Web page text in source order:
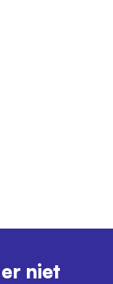
niet